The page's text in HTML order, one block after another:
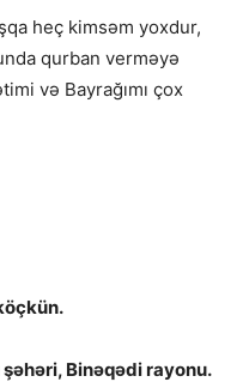
heç kimsəm yoxdur,
qurban verməyə
və Bayrağımı çox
Binəqədi rayonu.